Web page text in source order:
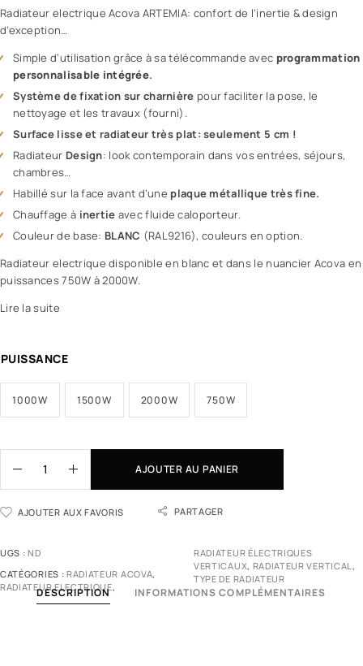
Radiateur electrique Acova ARTEMIA: confort de l’inertie & design
d’exception…
Simple d’utilisation grâce à sa télécommande avec programmation
personnalisable intégrée.
Système de fixation sur charnière pour faciliter la pose, le
nettoyage et les travaux (fourni).
Surface lisse et radiateur très plat: seulement 5 cm !
Radiateur Design: look contemporain dans vos entrées, séjours,
chambres…
Habillé sur la face avant d’une plaque métallique très fine.
Chauffage à inertie avec fluide caloporteur.
Couleur de base: BLANC (RAL9216), couleurs en option.
Radiateur electrique disponible en blanc et dans le nuancier Acova en
puissances 750W à 2000W.
Lire la suite
PUISSANCE
1000W 1500W 2000W 750W
AJOUTER AU PANIER
AJOUTER AUX FAVORIS PARTAGER
UGS :ND
CATÉGORIES : RADIATEUR ACOVA,
RADIATEUR ELECTRIQUE,
RADIATEUR ÉLECTRIQUES
VERTICAUX, RADIATEUR VERTICAL ,
TYPE DE RADIATEUR
DESCRIPTION INFORMATIONS COMPLÉMENTAIRES